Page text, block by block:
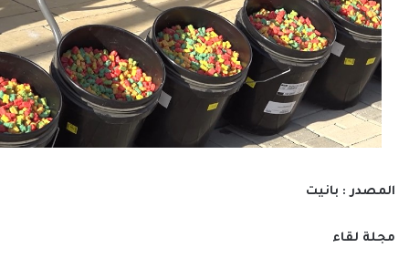
المصدر : بانيت
مجلة لقاء